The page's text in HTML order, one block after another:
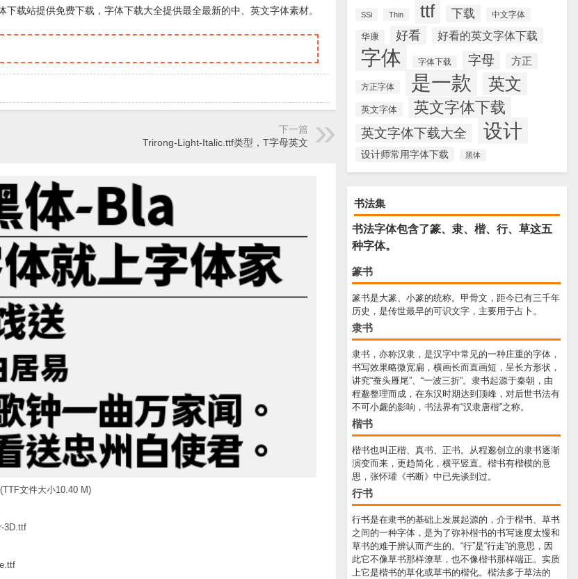
SSi Thin ttf 下载 中文字体
华康 好看 好看的英文字体下载
字体 字体下载 字母 方正
方正字体 是一款 英文
英文字体 英文字体下载
英文字体下载大全 设计
设计师常用字体下载 黑体
书法集
书法字体包含了篆、隶、楷、行、草这五
种字体。
篆书
篆书是大篆、小篆的统称。甲骨文，距今已有三千年
历史，是传世最早的可识文字，主要用于占卜。
隶书
隶书，亦称汉隶，是汉字中常见的一种庄重的字体，
书写效果略微宽扁，横画长而直画短，呈长方形状，
讲究“蚕头雁尾”、“一波三折”。隶书起源于秦朝，由
程邈整理而成，在东汉时期达到顶峰，对后世书法有
不可小觑的影响，书法界有“汉隶唐楷”之称。
楷书
楷书也叫正楷、真书、正书。从程邈创立的隶书逐渐
演变而来，更趋简化，横平竖直。楷书有楷模的意
思，张怀瓘《书断》中已先谈到过。
行书
行书是在隶书的基础上发展起源的，介于楷书、草书
之间的一种字体，是为了弥补楷书的书写速度太慢和
草书的难于辨认而产生的。“行”是“行走”的意思，因
此它不像草书那样潦草，也不像楷书那样端正。实质
上它是楷书的草化或草书的楷化。楷法多于草法的
载站提供免费下载，字体下载大全提供最全最新的中、英文字体素材。
下一篇
Trirong-Light-Italic.ttf类型，T字母英文
文件大小10.40 M)
3D.ttf